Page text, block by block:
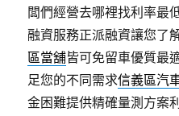
闆們經營去哪裡找利率最
融資服務正派融資讓您了
區當舖皆可免留車優質最
足您的不同需求信義區汽
金困難提供精確量測方案